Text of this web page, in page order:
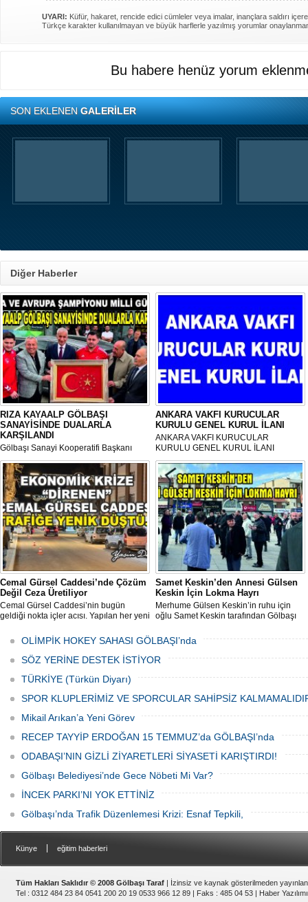
UYARI: Küfür, hakaret, rencide edici cümleler veya imalar, inançlara saldırı
Türkçe karakter kullanılmayan ve büyük harflerle yazılmış yorumlar
Bu habere henüz yorum
SON EKLENENGALERİLER
Diğer Haberler
RIZA KAYAALP GÖLBAŞI
SANAYİSİNDE DUALARLA
KARŞILANDI
Gölbaşı Sanayi Kooperatifi Başkanı
Mehmet Aktay öncülüğünde, sanayi
esnafı adına düzenlenen anlamlı anma
programı Sanayi Camii’nde yoğun
katılımla gerçekleştirildi.
ANKARA VAKFI KURUCULAR
KURULU GENEL KURUL İLANI
ANKARA VAKFI KURUCULAR
KURULU GENEL KURUL İLANI
Cemal Gürsel Caddesi’nde Çözüm
Değil Ceza Üretiliyor
Cemal Gürsel Caddesi’nin bugün
geldiği nokta içler acısı. Yapılan her yeni
adeta başka bir noktaya taşıyor
Samet Keskin’den Annesi Gülsen
Keskin İçin Lokma Hayrı
Merhume Gülsen Keskin’in ruhu için
oğlu Samet Keskin tarafından Gölbaşı
önünde lokma ikramı gerçekleştirildi.
Düzenlenen hayra çok sayıda siyasi
temsilci, sivil toplum kuruluşu üyeleri ve
OLİMPİK HOKEY SAHASI GÖLBAŞI’nda
SÖZ YERİNE DESTEK İSTİYOR
TÜRKİYE (Türkün Diyarı)
SPOR KLUPLERİMİZ VE SPORCULAR SAHİPSİZ
Mikail Arıkan’a Yeni Görev
RECEP TAYYİP ERDOĞAN 15 TEMMUZ’da GÖLBAŞI’nda
ODABAŞI’NIN GİZLİ ZİYARETLERİ SİYASETİ KARIŞTIRDI!
Gölbaşı Belediyesi’nde Gece Nöbeti Mi Var?
İNCEK PARKI’NI YOK ETTİNİZ
Gölbaşı’nda Trafik Düzenlemesi Krizi: Esnaf Tepkili,
Künye eğitim haberleri
Tüm Hakları Saklıdır © 2008 Gölbaşı Taraf | İzinsiz ve kaynak gösterilmeden
Tel : 0312 484 23 84 0541 200 20 19 0533 966 12 89 | Faks : 485 04 53 | Haber Yazılımı